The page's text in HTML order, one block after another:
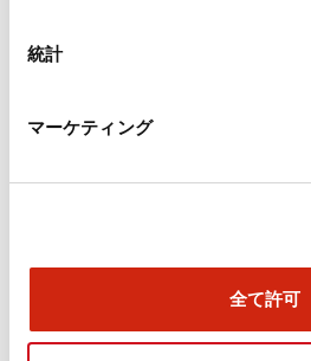
統計
マーケティング
全て許可
フラッシュベゼル［アクセサ